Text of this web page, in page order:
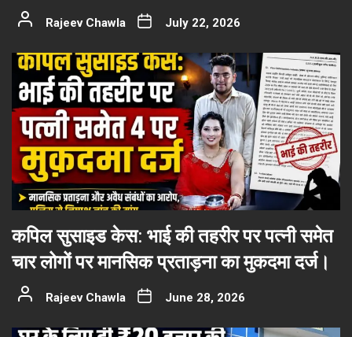
Rajeev Chawla July 22, 2026
कपिल सुसाइड केस: भाई की तहरीर पर पत्नी समेत
चार लोगों पर मानसिक प्रताड़ना का मुकदमा दर्ज।
Rajeev Chawla June 28, 2026